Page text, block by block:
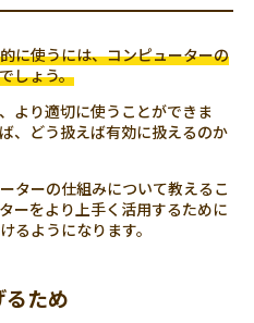
に使うには、コンピューターの
しょう。
より適切に使うことができま
、どう扱えば有効に扱えるのか
ターの仕組みについて教えるこ
ーをより上手く活用するために
るようになります。
ため